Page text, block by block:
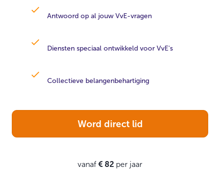
Antwoord op al jouw VvE-vragen
Diensten speciaal ontwikkeld voor VvE's
Collectieve belangenbehartiging
Word direct lid
vanaf € 82 per jaar